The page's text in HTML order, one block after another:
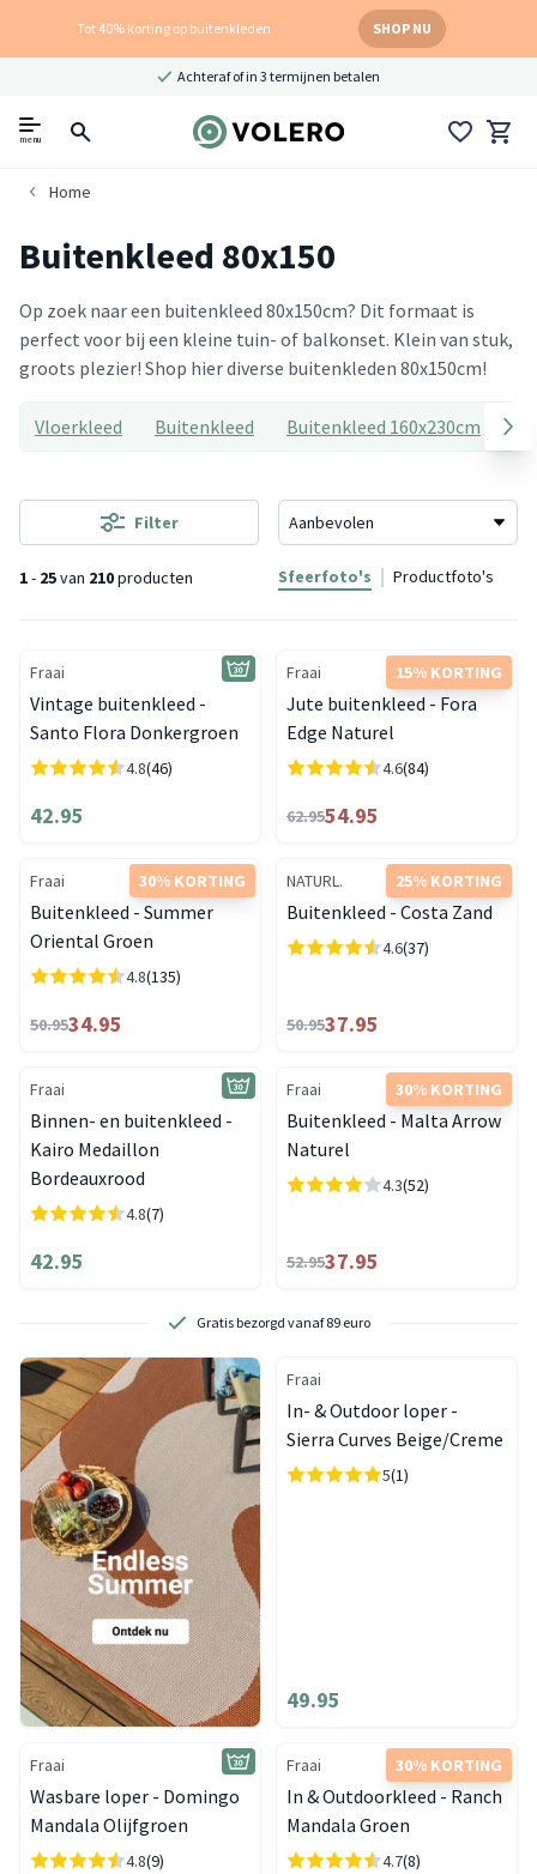
Tot 40% korting op buitenkleden SHOP NU
Achteraf of in 3 termijnen betalen
menu
Home
Buitenkleed 80x150
Op zoek naar een buitenkleed 80x150cm? Dit formaat is
perfect voor bij een kleine tuin- of balkonset. Klein van stuk,
groots plezier! Shop hier diverse buitenkleden 80x150cm!
Vloerkleed Buitenkleed Buitenkleed 160x230cm
1- 25van 210producten
Filter
Sfeerfoto's Productfoto's
Fraai
Vintage buitenkleed -
Santo Flora Donkergroen
4.8(46)
42.95
15% KORTING
Fraai
Jute buitenkleed - Fora
Edge Naturel
4.6(84)
62.9554.95
30% KORTING
Fraai
Buitenkleed - Summer
Oriental Groen
4.8(135)
50.9534.95
25% KORTING
NATURL.
Buitenkleed - Costa Zand
4.6(37)
50.9537.95
Fraai
Binnen- en buitenkleed -
Kairo Medaillon
Bordeauxrood
4.8(7)
42.95
30% KORTING
Fraai
Buitenkleed - Malta Arrow
Naturel
4.3(52)
52.9537.95
Gratis bezorgd vanaf 89 euro
Fraai
In- & Outdoor loper -
Sierra Curves Beige/Creme
5(1)
49.95
Fraai
Wasbare loper - Domingo
Mandala Olijfgroen
4.8(9)
30% KORTING
Fraai
In & Outdoorkleed - Ranch
Mandala Groen
4.7(8)